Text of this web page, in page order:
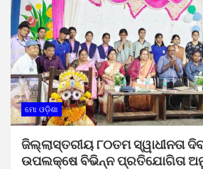
ମୋ ଓଡ଼ିଶା
ଜିଲ୍ଲାସ୍ତରୀୟ ୮୦ତମ ସ୍ୱାଧୀନତା
ଉପଲକ୍ଷେ ବିଭିନ୍ନ ପ୍ରତିଯୋଗିତା